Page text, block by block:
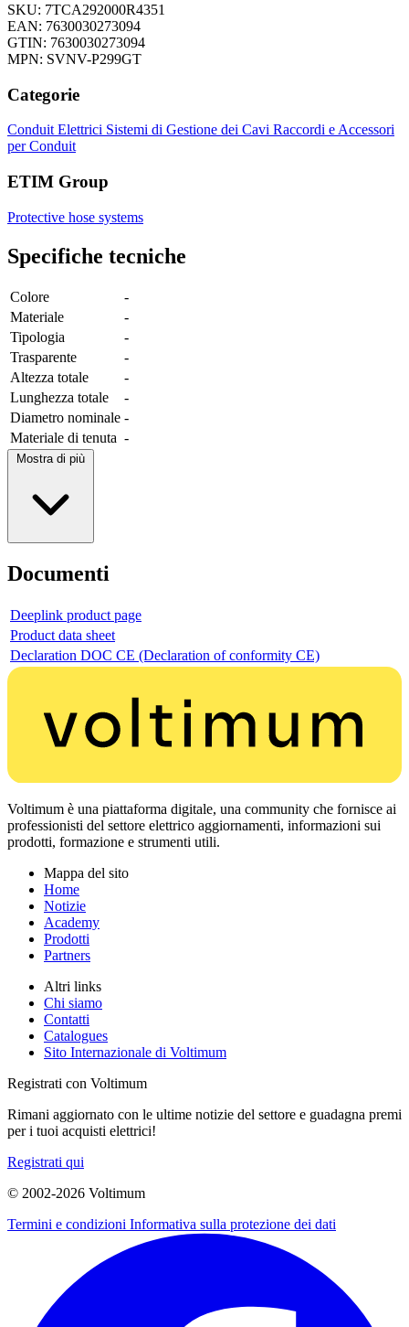
SKU: 7TCA292000R4351
EAN: 7630030273094
GTIN: 7630030273094
MPN: SVNV-P299GT
Categorie
Conduit Elettrici Sistemi di Gestione dei Cavi Raccordi e Accessori
per Conduit
ETIM Group
Protective hose systems
Specifiche tecniche
Colore
-
Materiale
-
Tipologia
-
Trasparente
-
Altezza totale
-
Lunghezza totale
-
Diametro nominale -
Materiale di tenuta -
Mostra di più
Documenti
Deeplink product page
Product data sheet
Declaration DOC CE (Declaration of conformity CE)
Voltimum è una piattaforma digitale, una community che fornisce ai
professionisti del settore elettrico aggiornamenti, informazioni sui
prodotti, formazione e strumenti utili.
Mappa del sito
Home
Notizie
Academy
Prodotti
Partners
Altri links
Chi siamo
Contatti
Catalogues
Sito Internazionale di Voltimum
Registrati con Voltimum
Rimani aggiornato con le ultime notizie del settore e guadagna premi
per i tuoi acquisti elettrici!
Registrati qui
© 2002-2026 Voltimum
Termini e condizioni Informativa sulla protezione dei dati